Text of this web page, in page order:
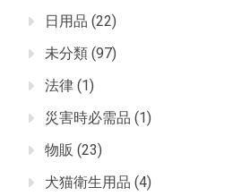
日用品 (22)
未分類 (97)
法律 (1)
災害時必需品 (1)
物販 (23)
犬猫衛生用品 (4)